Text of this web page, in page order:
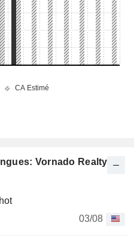
Vornado Realty
03/08